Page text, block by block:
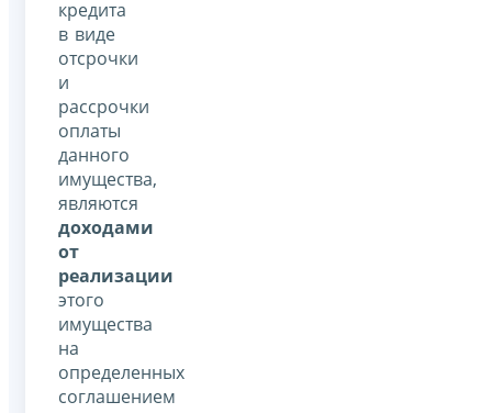
кредита
в виде
отсрочки
и
рассрочки
оплаты
данного
имущества,
являются
доходами
от
реализации
этого
имущества
на
определенных
соглашением